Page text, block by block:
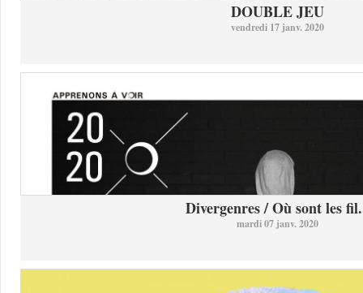
DOUBLE JEU
vendredi 17 janv. 2020
Divergenres / Où sont les
mardi 07 janv. 2020